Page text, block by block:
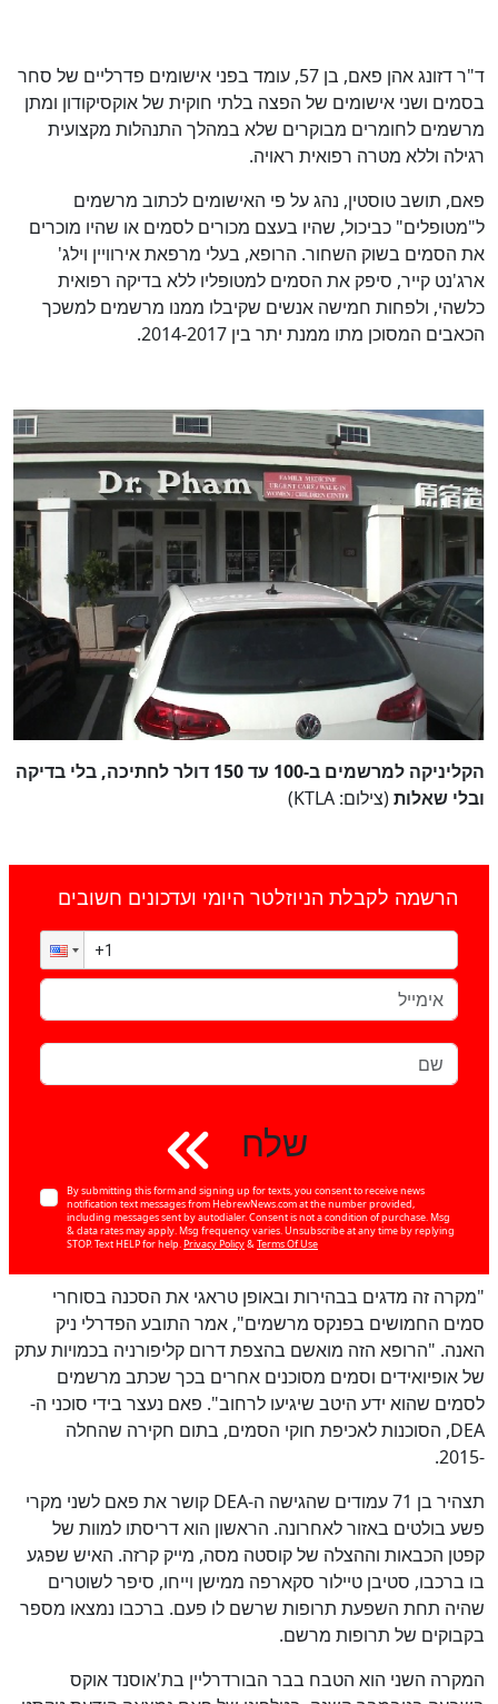
ד"ר דזונג אהן פאם, בן 57, עומד בפני אישומים פדרליים של סחר
בסמים ושני אישומים של הפצה בלתי חוקית של אוקסיקודון ומתן
מרשמים לחומרים מבוקרים שלא במהלך התנהלות מקצועית
רגילה וללא מטרה רפואית ראויה.
פאם, תושב טוסטין, נהג על פי האישומים לכתוב מרשמים
ל"מטופלים" כביכול, שהיו בעצם מכורים לסמים או שהיו מוכרים
את הסמים בשוק השחור. הרופא, בעלי מרפאת אירוויין וילג'
ארג'נט קייר, סיפק את הסמים למטופליו ללא בדיקה רפואית
כלשהי, ולפחות חמישה אנשים שקיבלו ממנו מרשמים למשכך
הכאבים המסוכן מתו ממנת יתר בין 2014-2017.
הקליניקה למרשמים ב-100 עד 150 דולר לחתיכה, בלי בדיקה
ובלי שאלות(צילום: KTLA)
הרשמה לקבלת הניוזלטר היומי ועדכונים חשובים
שלח
By submitting this form and signing up for texts, you consent to receive news
notification text messages from HebrewNews.com at the number provided,
including messages sent by autodialer. Consent is not a condition of purchase. Msg
& data rates may apply. Msg frequency varies. Unsubscribe at any time by replying
STOP. Text HELP for help.Privacy Policy&Terms Of Use
"מקרה זה מדגים בבהירות ובאופן טראגי את הסכנה בסוחרי
סמים החמושים בפנקס מרשמים", אמר התובע הפדרלי ניק
האנה. "הרופא הזה מואשם בהצפת דרום קליפורניה בכמויות עתק
של אופיואידים וסמים מסוכנים אחרים בכך שכתב מרשמים
לסמים שהוא ידע היטב שיגיעו לרחוב". פאם נעצר בידי סוכני ה-
DEA, הסוכנות לאכיפת חוקי הסמים, בתום חקירה שהחלה
-2015.
תצהיר בן 71 עמודים שהגישה ה-DEA קושר את פאם לשני מקרי
פשע בולטים באזור לאחרונה. הראשון הוא דריסתו למוות של
קפטן הכבאות וההצלה של קוסטה מסה, מייק קרזה. האיש שפגע
בו ברכבו, סטיבן טיילור סקארפה ממישן וייחו, סיפר לשוטרים
שהיה תחת השפעת תרופות שרשם לו פעם. ברכבו נמצאו מספר
בקבוקים של תרופות מרשם.
המקרה השני הוא הטבח בבר הבורדרליין בת'אוסנד אוקס